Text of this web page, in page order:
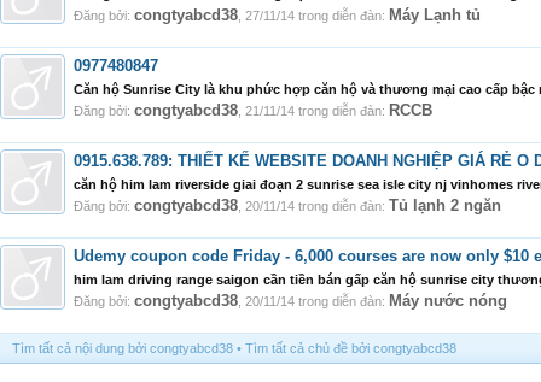
Đăng bởi: congtyabcd38 27/11/14 trong diễn đàn: Máy Lạnh tủ
0977480847
Căn hộ Sunrise City là khu phức hợp căn hộ và thương mại cao cấp
Đăng bởi: congtyabcd38 21/11/14 trong diễn đàn: RCCB
0915.638.789: THIẾT KẾ WEBSITE DOANH NGHIỆP GIÁ RẺ
căn hộ him lam riverside giai đoạn 2 sunrise sea isle city nj vinhomes
Đăng bởi: congtyabcd38 20/11/14 trong diễn đàn: Tủ lạnh 2 ngăn
Udemy coupon code Friday - 6,000 courses are now only $10
him lam driving range saigon cần tiền bán gấp căn hộ sunrise city
Đăng bởi: congtyabcd38 20/11/14 trong diễn đàn: Máy nước nóng
Tìm tất cả nội dung bởi congtyabcd38 Tìm tất cả chủ đề bởi congtyabcd38